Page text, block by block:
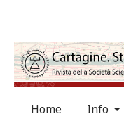
Home Info